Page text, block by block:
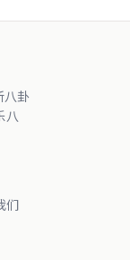
八卦
八
们